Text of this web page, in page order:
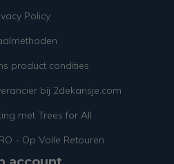
Policy
product condities
bij 2dekansje.com
met Trees for All
- Op Volle Retouren